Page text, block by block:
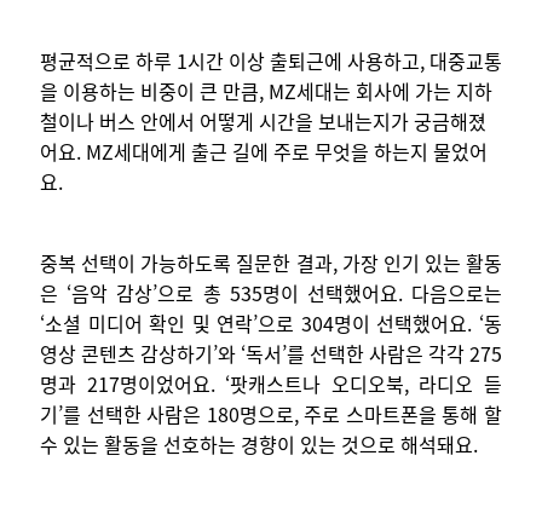
평균적으로 하루 1시간 이상 출퇴근에 사용하고, 대중교통
을 이용하는 비중이 큰 만큼, MZ세대는 회사에 가는 지하
철이나 버스 안에서 어떻게 시간을 보내는지가 궁금해졌
어요. MZ세대에게 출근 길에 주로 무엇을 하는지 물었어
요.
중복 선택이 가능하도록 질문한 결과, 가장 인기 있는 활동
은 ‘음악 감상’으로 총 535명이 선택했어요. 다음으로는
‘소셜 미디어 확인 및 연락’으로 304명이 선택했어요. ‘동
영상 콘텐츠 감상하기’와 ‘독서’를 선택한 사람은 각각 275
명과 217명이었어요. ‘팟캐스트나 오디오북, 라디오 듣
기’를 선택한 사람은 180명으로, 주로 스마트폰을 통해 할
수 있는 활동을 선호하는 경향이 있는 것으로 해석돼요.